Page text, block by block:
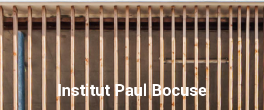
Institut Paul Bocuse